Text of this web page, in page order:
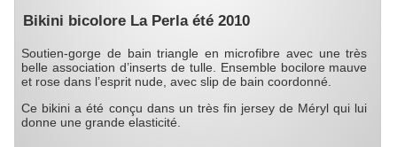
Bikini bicolore La Perla été 2010
Soutien-gorge de bain triangle en microfibre avec une très
belle association d’inserts de tulle. Ensemble bocilore mauve
et rose dans l’esprit nude, avec slip de bain coordonné.
Ce bikini a été conçu dans un très fin jersey de Méryl qui lui
donne une grande elasticité.